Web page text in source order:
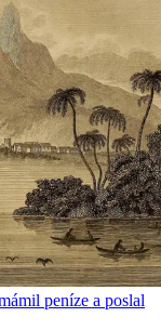
peníze a poslal